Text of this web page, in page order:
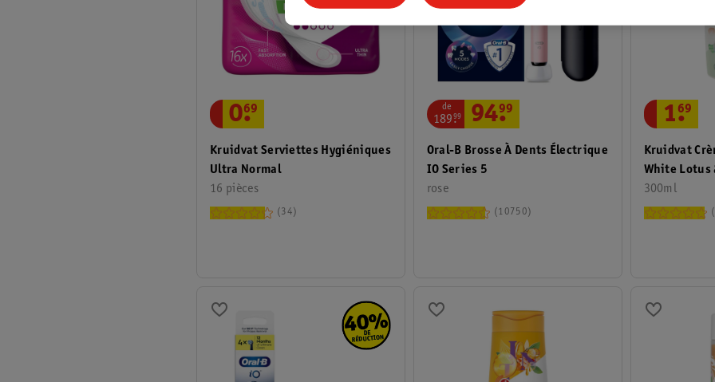
Kruidvat Serviettes Hygiéniques
Ultra Normal
16 pièces
0.
69
34
Oral-B Brosse À Dents Électrique
IO Series 5
rose
de
189.
99 94.
99
10750
Kruidvat
White Lotus
300ml
1.
69